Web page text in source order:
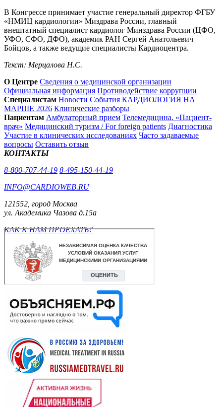
В Конгрессе принимает участие генеральный директор ФГБУ
«НМИЦ кардиологии» Миздрава России, главный
внештатный специалист кардиолог Минздрава России (ЦФО,
УФО, СФО, ДФО), академик РАН Сергей Анатольевич
Бойцов, а также ведущие специалисты Кардиоцентра.
Текст: Мерцалова Н.С.
О Центре Сведения о медицинской организации
Официальная информация Противодействие коррупции
Специалистам Новости События КАРДИОЛОГИЯ НА
МАРШЕ 2026 Клинические разборы
Пациентам Амбулаторный прием Телемедицина. «Пациент-
врач» Медицинский туризм / For foreign patients Диагностика
Участие в клинических исследованиях Часто задаваемые
вопросы Оставить отзыв
КОНТАКТЫ
8-800-707-44-19 8-495-150-44-19
INFO@CARDIOWEB.RU
121552, город Москва
ул. Академика Чазова д.15а
КАК К НАМ ПРОЕХАТЬ?